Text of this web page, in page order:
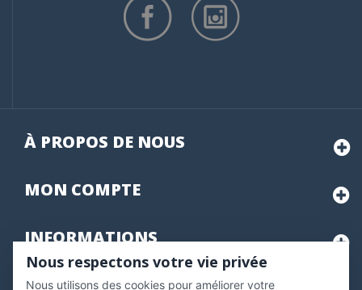
À PROPOS DE NOUS
MON COMPTE
INFORMATIONS
Nous respectons votre vie privée
Nous utilisons des cookies pour améliorer votre